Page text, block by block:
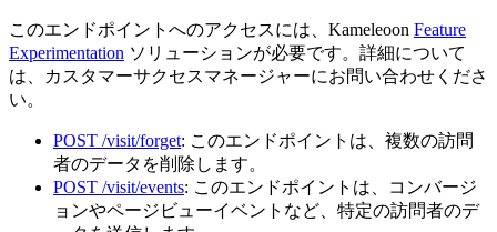
このエンドポイントへのアクセスには、Kameleoon Feature
Experimentation ソリューションが必要です。詳細について
は、カスタマーサクセスマネージャーにお問い合わせくださ
い。
POST /visit/forget: このエンドポイントは、複数の訪問
者のデータを削除します。
POST /visit/events: このエンドポイントは、コンバージ
ョンやページビューイベントなど、特定の訪問者のデ